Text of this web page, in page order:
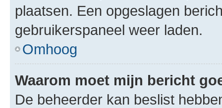
plaatsen. Een opgeslagen
gebruikerspaneel weer laden.
Omhoog
Waarom moet mijn bericht
De beheerder kan beslist